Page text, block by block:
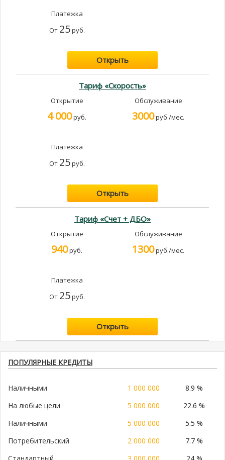
Платежка
От 25руб.
Открыть
Тариф «Скорость»
Открытие
4 000руб.
Обслуживание
3000руб./мес.
Платежка
От 25руб.
Открыть
Тариф «Счет + ДБО»
Открытие
940руб.
Обслуживание
1300руб./мес.
Платежка
От 25руб.
Открыть
ПОПУЛЯРНЫЕ КРЕДИТЫ
Наличными 1 000 000
8.9 %
На любые цели
5 000 000
22.6 %
Наличными
5 000 000
5.5 %
Потребительский
2 000 000
7.7 %